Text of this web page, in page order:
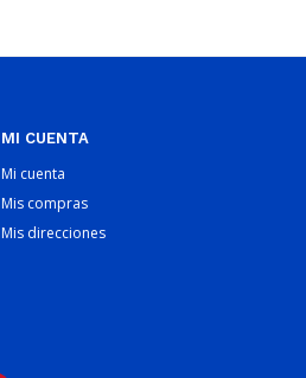
MI CUENTA
Mi cuenta
Mis compras
Mis direcciones